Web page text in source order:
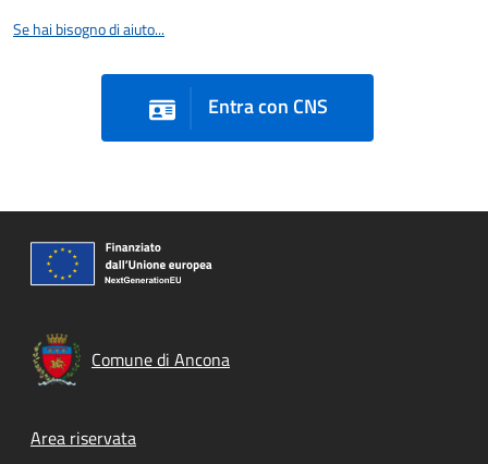
Se hai bisogno di aiuto...
Entra con CNS
Comune di Ancona
Footer menu
Area riservata